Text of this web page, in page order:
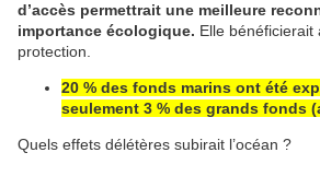
d’accès permettrait une meilleure
importance écologique. Elle bénéficierait
protection.
20 % des fonds marins ont été
seulement 3 % des grands fonds
Quels effets délétères subirait l’océan ?